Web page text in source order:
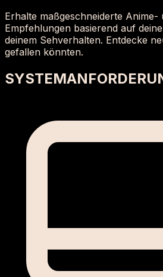
Erhalte maßgeschneiderte Anime-
Empfehlungen basierend auf
deinem Sehverhalten. Entdecke
gefallen könnten.